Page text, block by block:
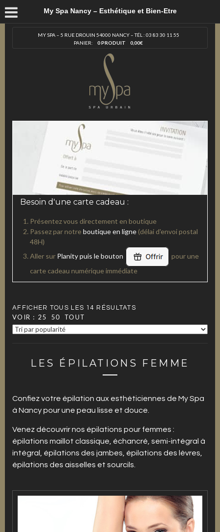
My Spa Nancy – Esthétique et Bien-Etre
MY SPA – 5 RUE DROUIN 54000 NANCY – TÉL : 03 83 30 11 55
PANIER:
0 PRODUIT 0,00€
Besoin d'une carte cadeau :
Présentez vous directement en boutique
Passez par notre boutique en ligne (délai d'envoi postal
48H)
Aller sur Planity puis le bouton
pour une
carte cadeau numérique immédiate
AFFICHER TOUS LES 14 RÉSULTATS
VOIR : 25 50 TOUT
LES ÉPILATIONS FEMME
Confiez votre épilation aux esthéticiennes de My Spa
à Nancy pour une peau lisse et douce.
Venez découvrir nos épilations pour femmes :
épilations maillot classique, échancré, semi-intégral à
intégral, épilations des jambes, épilations des lèvres,
épilations des aisselles et sourcils.